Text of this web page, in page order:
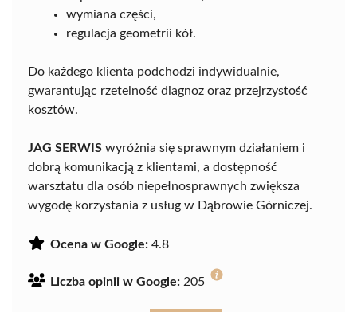
wymiana części,
regulacja geometrii kół.
Do każdego klienta podchodzi indywidualnie,
gwarantując rzetelność diagnoz oraz przejrzystość
kosztów.
JAG SERWIS wyróżnia się sprawnym działaniem i
dobrą komunikacją z klientami, a dostępność
warsztatu dla osób niepełnosprawnych zwiększa
wygodę korzystania z usług w Dąbrowie Górniczej.
Ocena w Google: 4.8
Liczba opinii w Google: 205